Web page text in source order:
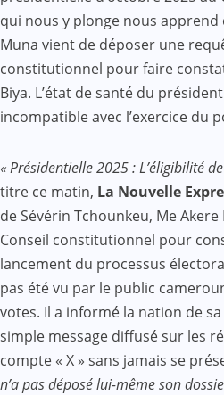
qui nous y plonge nous apprend
Muna vient de déposer une
constitutionnel pour faire
Biya. L’état de santé du
incompatible avec l’exercice du
« Présidentielle 2025 : L’éligibilité
titre ce matin, La Nouvelle
de Sévérin Tchounkeu, Me
Conseil constitutionnel pour
lancement du processus
pas été vu par le public
votes. Il a informé la nation de
simple message diffusé sur les
compte « X » sans jamais se
n’a pas déposé lui-même son